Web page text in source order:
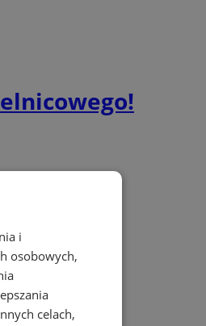
i
osobowych,
celach,